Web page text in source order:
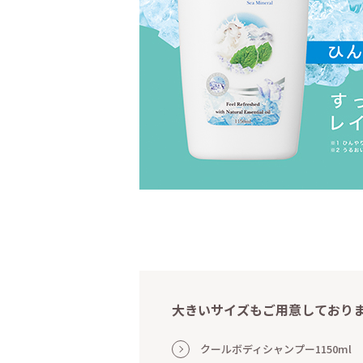
大きいサイズもご用意しており
クールボディシャンプー1150ml